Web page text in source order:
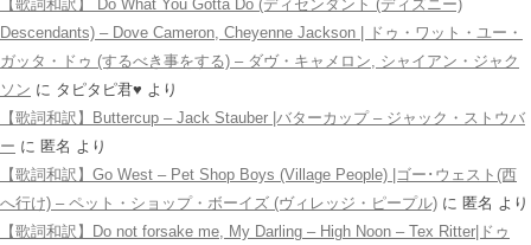
【歌詞和訳】 Do What You Gotta Do (ディセンダント (ディズニー)
Descendants) – Dove Cameron, Cheyenne Jackson | ドゥ・ワット・ユー・
ガッタ・ドゥ (するべき事をする) – ダヴ・キャメロン, シャイアン・ジャク
ソン に タピタピ君♥️ より
【歌詞和訳】Buttercup – Jack Stauber |バターカップ – ジャック・ストウバ
ー に 匿名 より
【歌詞和訳】Go West – Pet Shop Boys (Village People) |ゴー･ウェスト(西
へ行け) – ペット・ショップ・ボーイズ (ヴィレッジ・ピープル) に 匿名 より
【歌詞和訳】Do not forsake me, My Darling – High Noon – Tex Ritter|ドゥ